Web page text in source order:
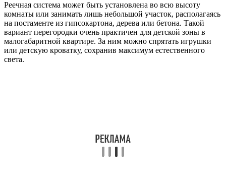
Реечная система может быть установлена во всю высоту
комнаты или занимать лишь небольшой участок, располагаясь
на постаменте из гипсокартона, дерева или бетона. Такой
вариант перегородки очень практичен для детской зоны в
малогабаритной квартире. За ним можно спрятать игрушки
или детскую кроватку, сохранив максимум естественного
света.